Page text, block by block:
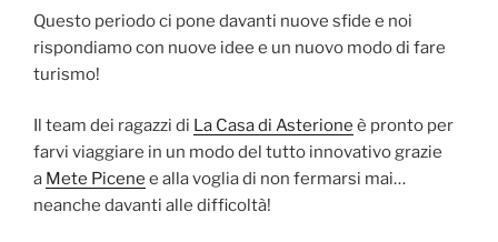
Questo periodo ci pone davanti nuove sfide e noi
rispondiamo con nuove idee e un nuovo modo di fare
turismo!
Il team dei ragazzi di La Casa di Asterione è pronto per
farvi viaggiare in un modo del tutto innovativo grazie
a Mete Picene e alla voglia di non fermarsi mai…
neanche davanti alle difficoltà!